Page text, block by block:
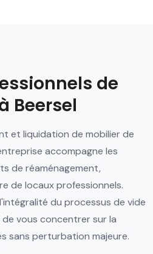
de
Beersel
et liquidation de mobilier de
accompagne les
de réaménagement,
de locaux professionnels.
du processus de vide
vous concentrer sur la
sans perturbation majeure.